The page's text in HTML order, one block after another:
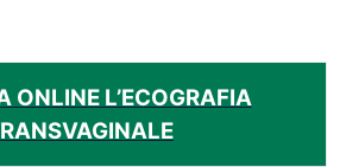
ONLINE L’ECOGRAFIA